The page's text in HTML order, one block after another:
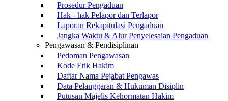
Prosedur Pengaduan
Hak - hak Pelapor dan Terlapor
Laporan Rekapitulasi Pengaduan
Jangka Waktu & Alur Penyelesaian Pengaduan
Pengawasan & Pendisiplinan
Pedoman Pengawasan
Kode Etik Hakim
Daftar Nama Pejabat Pengawas
Data Pelanggaran & Hukuman Disiplin
Putusan Majelis Kehormatan Hakim